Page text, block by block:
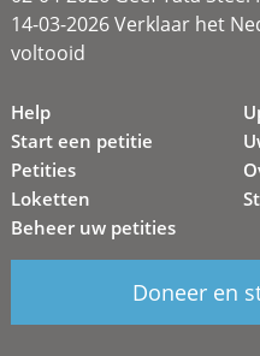
14-03-2026 Verklaar het
voltooid
Help
Start een petitie
Petities
Loketten
Beheer uw petities
Doneer en